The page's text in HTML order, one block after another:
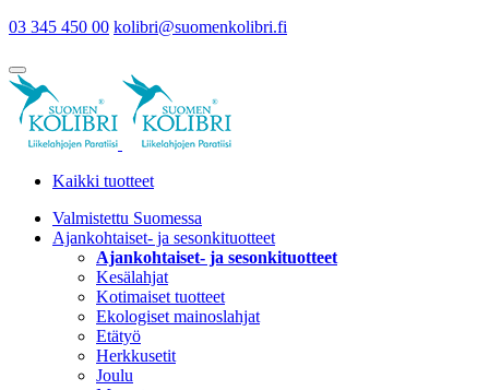
03 345 450 00 kolibri@suomenkolibri.fi
Kaikki tuotteet
Valmistettu Suomessa
Ajankohtaiset- ja sesonkituotteet
Ajankohtaiset- ja sesonkituotteet
Kesälahjat
Kotimaiset tuotteet
Ekologiset mainoslahjat
Etätyö
Herkkusetit
Joulu